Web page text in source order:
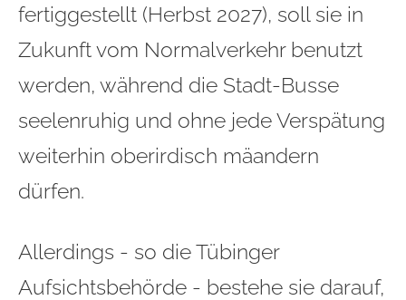
fertiggestellt (Herbst 2027), soll sie in
Zukunft vom Normalverkehr benutzt
werden, während die Stadt-Busse
seelenruhig und ohne jede Verspätung
weiterhin oberirdisch mäandern
dürfen.
Allerdings - so die Tübinger
Aufsichtsbehörde - bestehe sie darauf,